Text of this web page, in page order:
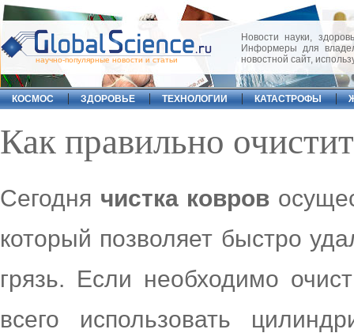
научно-популярные новости и статьи
Новости науки,
Информеры для
новостной сайт,
КОСМОС ЗДОРОВЬЕ ТЕХНОЛОГИИ КАТАСТРОФЫ
Как правильно
Сегодня чистка ковров
который позволяет быстро
грязь. Если необходимо
всего использовать